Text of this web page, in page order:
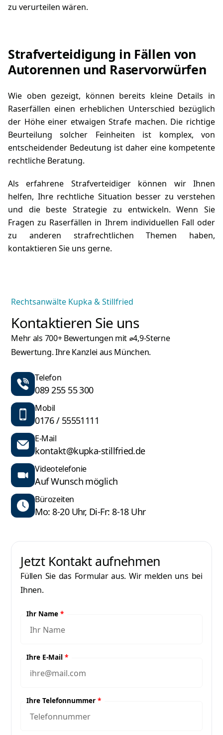
zu verurteilen wären.
Strafverteidigung in Fällen von
Autorennen und Raservorwürfen
Wie oben gezeigt, können bereits kleine Details in
Raserfällen einen erheblichen Unterschied bezüglich
der Höhe einer etwaigen Strafe machen. Die richtige
Beurteilung solcher Feinheiten ist komplex, von
entscheidender Bedeutung ist daher eine kompetente
rechtliche Beratung.
Als erfahrene Strafverteidigerkönnen wir Ihnen
helfen, Ihre rechtliche Situation besser zu verstehen
und die beste Strategie zu entwickeln. Wenn Sie
Fragen zu Raserfällen in Ihrem individuellen Fall oder
zu anderen strafrechtlichen Themen haben,
kontaktieren Sie uns gerne.
Rechtsanwälte Kupka & Stillfried
Kontaktieren Sie uns
Mehr als 700+ Bewertungen mit ⌀4,9-Sterne
Bewertung. Ihre Kanzlei aus München.
Telefon
089 255 55 300
Mobil
0176 / 55551111
E-Mail
kontakt@kupka-stillfried.de
Videotelefonie
Auf Wunsch möglich
Bürozeiten
Mo: 8-20 Uhr, Di-Fr: 8-18 Uhr
Jetzt Kontakt aufnehmen
Füllen Sie das Formular aus. Wir melden uns bei
Ihnen.
Ihr Name*
Ihre E-Mail*
Ihre Telefonnummer*